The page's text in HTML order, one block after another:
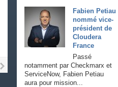
Fabien Petiau
nommé vice-
président de
Cloudera
France
Passé
notamment par Checkmarx et
ServiceNow, Fabien Petiau
aura pour mission...